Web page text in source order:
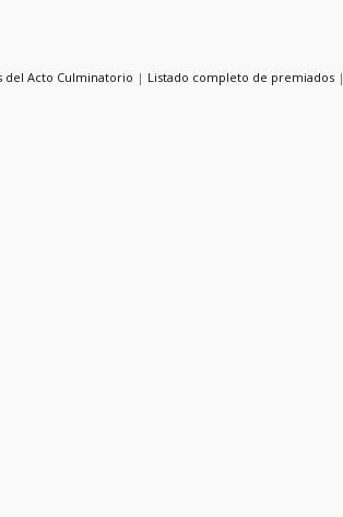
del Acto Culminatorio | Listado completo de premiados|